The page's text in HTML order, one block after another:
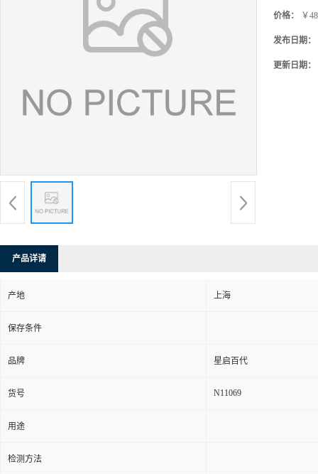
价格： ￥
发布日期：
更新日期：
产品详请
产地 上海
保存条件
品牌 星启百代
货号 N11069
用途
检测方法